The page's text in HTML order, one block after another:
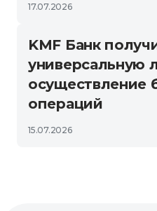
17.07.2026
KMF Банк
универсальную
осуществление
операций
15.07.2026